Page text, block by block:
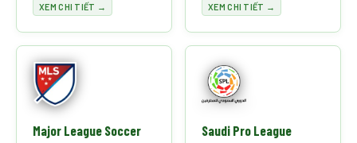
XEM CHI TIẾT → XEM CHI TIẾT →
Major League Soccer Saudi Pro League